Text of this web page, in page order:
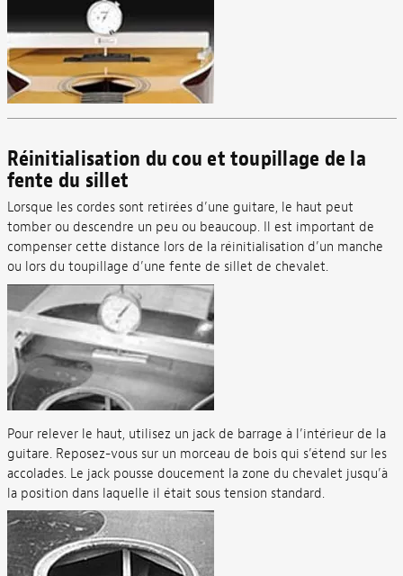
Réinitialisation du cou et toupillage de la
fente du sillet
Lorsque les cordes sont retirées d’une guitare, le haut peut
tomber ou descendre un peu ou beaucoup. Il est important de
compenser cette distance lors de la réinitialisation d’un manche
ou lors du toupillage d’une fente de sillet de chevalet.
Pour relever le haut, utilisez un jack de barrage à l’intérieur de la
guitare. Reposez-vous sur un morceau de bois qui s’étend sur les
accolades. Le jack pousse doucement la zone du chevalet jusqu’à
la position dans laquelle il était sous tension standard.